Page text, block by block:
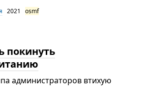
2021 osmf
покинуть
администраторов втихую